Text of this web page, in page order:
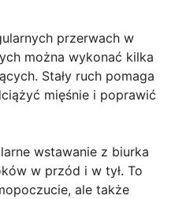
przerwach w
można wykonać kilka
Stały ruch pomaga
mięśnie i poprawić
wstawanie z biurka
w przód i w tył. To
ale także